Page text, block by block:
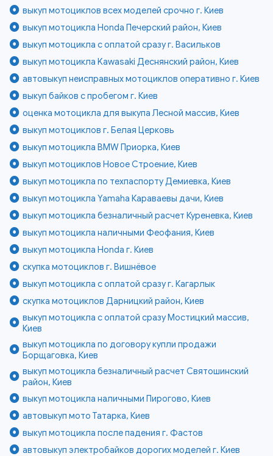
выкуп мотоциклов всех моделей срочно г. Киев
выкуп мотоцикла Honda Печерский район, Киев
выкуп мотоцикла с оплатой сразу г. Васильков
выкуп мотоцикла Kawasaki Деснянский район, Киев
автовыкуп неисправных мотоциклов оперативно г. Киев
выкуп байков с пробегом г. Киев
оценка мотоцикла для выкупа Лесной массив, Киев
выкуп мотоциклов г. Белая Церковь
выкуп мотоцикла BMW Приорка, Киев
выкуп мотоциклов Новое Строение, Киев
выкуп мотоцикла по техпаспорту Демиевка, Киев
выкуп мотоцикла Yamaha Караваевы дачи, Киев
выкуп мотоцикла безналичный расчет Куреневка, Киев
выкуп мотоцикла наличными Феофания, Киев
выкуп мотоцикла Honda г. Киев
скупка мотоциклов г. Вишнёвое
выкуп мотоцикла с оплатой сразу г. Кагарлык
скупка мотоциклов Дарницкий район, Киев
выкуп мотоцикла с оплатой сразу Мостицкий массив,
Киев
выкуп мотоцикла по договору купли продажи
Борщаговка, Киев
выкуп мотоцикла безналичный расчет Святошинский
район, Киев
выкуп мотоцикла наличными Пирогово, Киев
автовыкуп мото Татарка, Киев
выкуп мотоцикла после падения г. Фастов
автовыкуп электробайков дорогих моделей г. Киев